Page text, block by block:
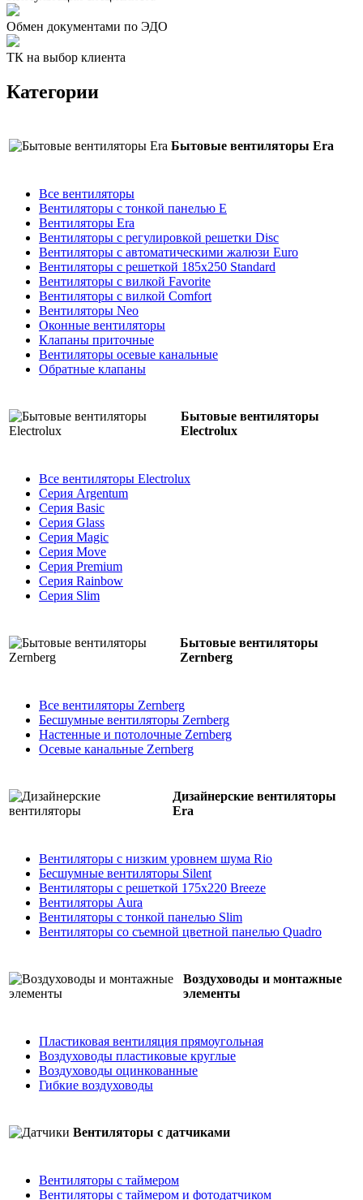
Обмен документами по ЭДО
ТК на выбор клиента
Категории
Бытовые вентиляторы Era
Все вентиляторы
Вентиляторы с тонкой панелью E
Вентиляторы Era
Вентиляторы с регулировкой решетки Disc
Вентиляторы с автоматическими жалюзи Euro
Вентиляторы с решеткой 185х250 Standard
Вентиляторы с вилкой Favorite
Вентиляторы с вилкой Comfort
Вентиляторы Neo
Оконные вентиляторы
Клапаны приточные
Вентиляторы осевые канальные
Обратные клапаны
Бытовые вентиляторы
Electrolux
Все вентиляторы Electrolux
Серия Argentum
Серия Basic
Серия Glass
Серия Magic
Серия Move
Серия Premium
Серия Rainbow
Серия Slim
Бытовые вентиляторы
Zernberg
Все вентиляторы Zernberg
Бесшумные вентиляторы Zernberg
Настенные и потолочные Zernberg
Осевые канальные Zernberg
Дизайнерские вентиляторы
Era
Вентиляторы с низким уровнем шума Rio
Бесшумные вентиляторы Silent
Вентиляторы с решеткой 175х220 Breeze
Вентиляторы Aura
Вентиляторы с тонкой панелью Slim
Вентиляторы со съемной цветной панелью Quadro
Воздуховоды и монтажные
элементы
Пластиковая вентиляция прямоугольная
Воздуховоды пластиковые круглые
Воздуховоды оцинкованные
Гибкие воздуховоды
Вентиляторы с датчиками
Вентиляторы с таймером
Вентиляторы с таймером и фотодатчиком